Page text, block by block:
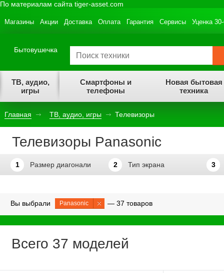
По материалам сайта tiger-asset.com
Магазины Акции Доставка Оплата Гарантия Сервисы Уценка
Бытовушечка
ТВ, аудио,
игры
Смартфоны и
телефоны
Новая бытовая
техника
Главная ТВ, аудио, игры Телевизоры
Телевизоры Panasonic
1 Размер диагонали 2 Тип экрана 3
Вы выбрали Panasonic — 37 товаров
Всего 37 моделей